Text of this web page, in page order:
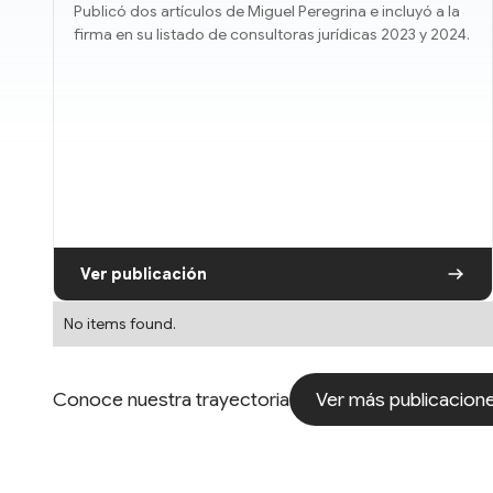
Publicó dos artículos de Miguel Peregrina e incluyó a la
firma en su listado de consultoras jurídicas 2023 y 2024.
Ver publicación
No items found.
Conoce nuestra trayectoria Ver más